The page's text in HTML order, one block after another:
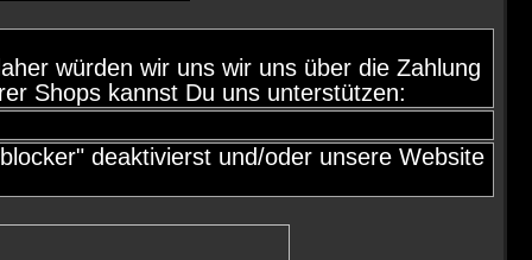
würden wir uns wir uns über die Zahlung
Shops kannst Du uns unterstützen:
deaktivierst und/oder unsere Website